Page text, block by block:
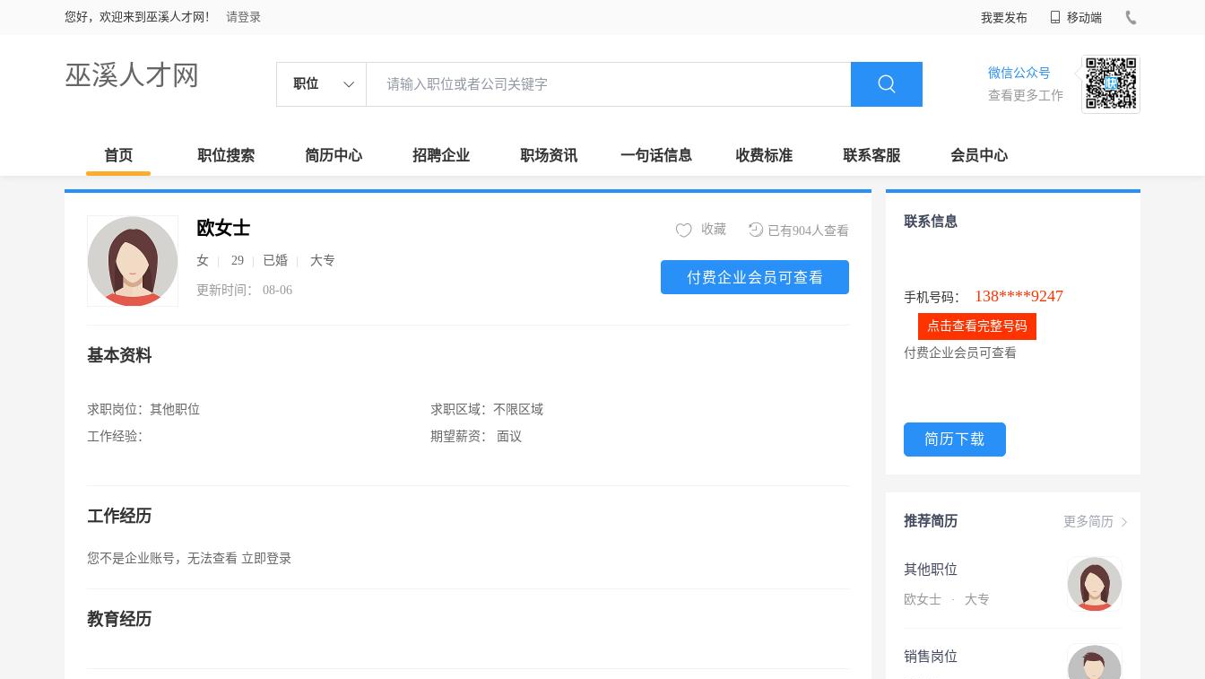
您好，欢迎来到巫溪人才网！ 请登录 我要发布 移动端
巫溪人才网 职位
微信公众号
查看更多工作
首页 职位搜索 简历中心 招聘企业 职场资讯 一句话信息 收费标准 联系客服 会员中心
欧女士
女 29 已婚 大专
更新时间： 08-06
已有904人查看
收藏
付费企业会员可查看
基本资料
求职岗位： 其他职位
工作经验：
求职区域： 不限区域
期望薪资：
面议
工作经历
您不是企业账号，无法查看 立即登录
教育经历
联系信息
手机号码： 138****9247
点击查看完整号码
付费企业会员可查看
简历下载
更多简历
推荐简历
其他职位
欧女士 · 大专
销售岗位